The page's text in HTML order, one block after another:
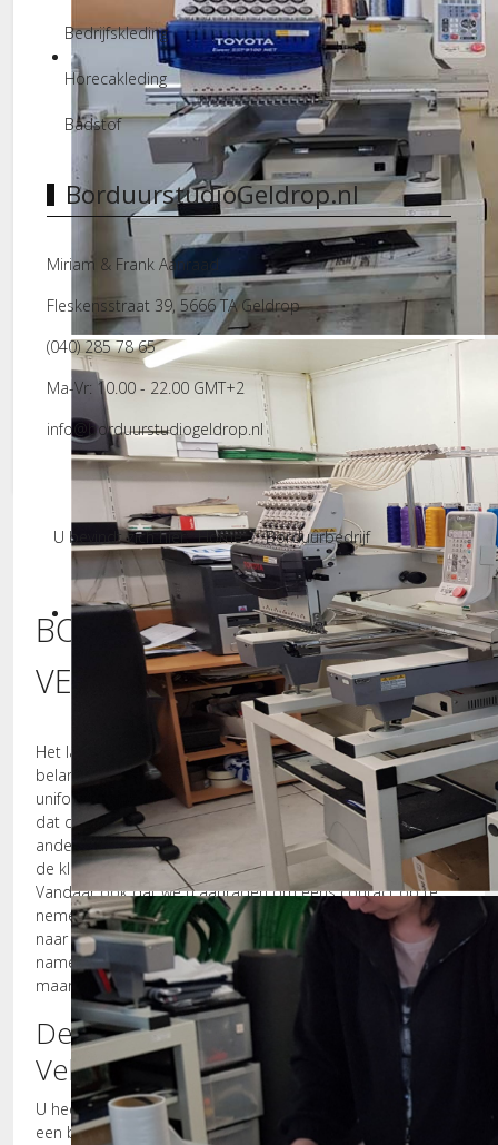
Borduurmachines
Borduurmachines
Bedrijfskleding
Horecakleding
Badstof
BorduurstudioGeldrop.nl
Miriam & Frank Aanraad
Fleskensstraat 39, 5666 TA Geldrop
(040) 285 78 65
Ma-Vr: 10.00 - 22.00 GMT+2
info@borduurstudiogeldrop.nl
U bevindt zich hier:Home Borduurbedrijf
BORDUURSTUDIO
VELDHOVEN
Het laten maken van nieuwe bedrijfskleding is een
belangrijke stap voor elk bedrijf. U wilt dat uw mensen er
uniform en representatief uitzien en dat gelijk duidelijk is
dat deze mensen uw bedrijf vertegenwoordigen. Aan de
andere kant is het voor u en uw mensen ook belangrijk dat
de kleding prettig zit en dat u hier goed in kunt werken.
Vandaar ook dat we u aanraden om eens contact op te
nemen met Borduurstudio Geldrop als u op zoek bent
naar nieuwe bedrijfskleding. Bij ons bedrijf kunnen we
namelijk niet alleen maar een logo op uw kleding borduren,
maar ook de bijbehorende kleding leveren.
De borduurstudio voor
Veldhoven
U heeft een bedrijf in Veldhoven en bent nu op zoek naar
een bedrijf dat nieuwe bedrijfskleding aan u kan leveren?